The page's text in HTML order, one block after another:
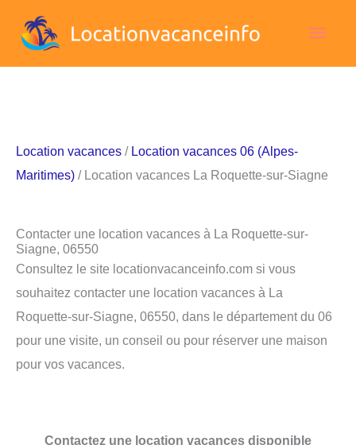
Location vacances / Location vacances 06 (Alpes-
Maritimes) / Location vacances La Roquette-sur-Siagne
Contacter une location vacances à La Roquette-sur-
Siagne, 06550
Consultez le site locationvacanceinfo.com si vous
souhaitez contacter une location vacances à La
Roquette-sur-Siagne, 06550, dans le département du 06
pour une visite, un conseil ou pour réserver une maison
pour vos vacances.
Contactez une location vacances disponible